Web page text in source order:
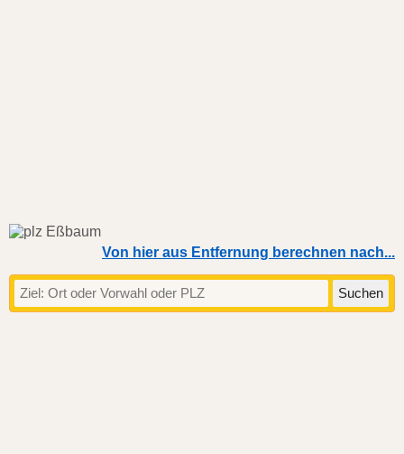
Von hier aus Entfernung berechnen nach...